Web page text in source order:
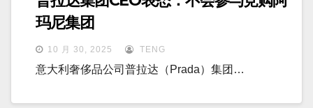
玛尼集团
10 月 30, 2025 TENG
意大利奢侈品公司普拉达（Prada）集团…